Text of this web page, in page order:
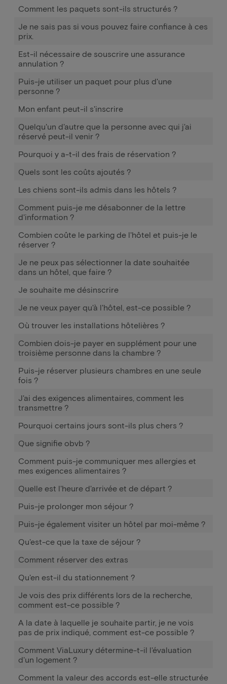
Comment les paquets sont-ils structurés ?
Je ne sais pas si vous pouvez faire confiance à ces
prix.
Est-il nécessaire de souscrire une assurance
annulation ?
Puis-je utiliser un paquet pour plus d'une
personne ?
Mon enfant peut-il s'inscrire
Quelqu'un d'autre que la personne avec qui j'ai
réservé peut-il venir ?
Pourquoi y a-t-il des frais de réservation ?
Quels sont les coûts ajoutés ?
Les chiens sont-ils admis dans les hôtels ?
Comment puis-je me désabonner de la lettre
d'information ?
Combien coûte le parking de l'hôtel et puis-je le
réserver ?
Je ne peux pas sélectionner la date souhaitée
dans un hôtel, que faire ?
Je souhaite me désinscrire
Je ne veux payer qu'à l'hôtel, est-ce possible ?
Où trouver les installations hôtelières ?
Combien dois-je payer en supplément pour une
troisième personne dans la chambre ?
Puis-je réserver plusieurs chambres en une seule
fois ?
J'ai des exigences alimentaires, comment les
transmettre ?
Pourquoi certains jours sont-ils plus chers ?
Que signifie obvb ?
Comment puis-je communiquer mes allergies et
mes exigences alimentaires ?
Quelle est l'heure d'arrivée et de départ ?
Puis-je prolonger mon séjour ?
Puis-je également visiter un hôtel par moi-même ?
Qu'est-ce que la taxe de séjour ?
Comment réserver des extras
Qu'en est-il du stationnement ?
Je vois des prix différents lors de la recherche,
comment est-ce possible ?
A la date à laquelle je souhaite partir, je ne vois
pas de prix indiqué, comment est-ce possible ?
Comment ViaLuxury détermine-t-il l'évaluation
d'un logement ?
Comment la valeur des accords est-elle structurée